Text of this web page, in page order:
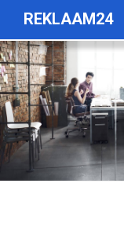
REKLAAM24